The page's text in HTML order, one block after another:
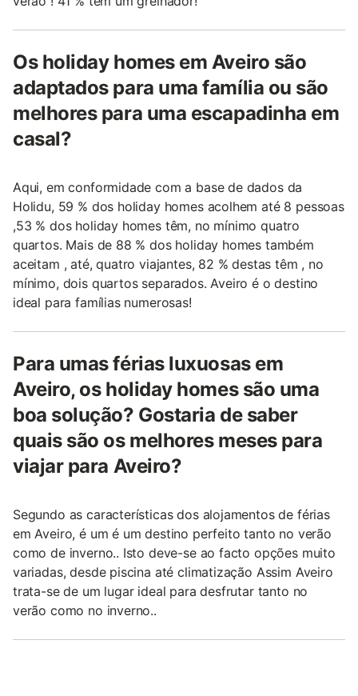
Os holiday homes em Aveiro são
adaptados para uma família ou são
melhores para uma escapadinha em
casal?
Aqui, em conformidade com a base de dados da
Holidu, 59 % dos holiday homes acolhem até 8 pessoas
,53 % dos holiday homes têm, no mínimo quatro
quartos. Mais de 88 % dos holiday homes também
aceitam , até, quatro viajantes, 82 % destas têm , no
mínimo, dois quartos separados. Aveiro é o destino
ideal para famílias numerosas!
Para umas férias luxuosas em
Aveiro, os holiday homes são uma
boa solução? Gostaria de saber
quais são os melhores meses para
viajar para Aveiro?
Segundo as características dos alojamentos de férias
em Aveiro, é um é um destino perfeito tanto no verão
como de inverno.. Isto deve-se ao facto opções muito
variadas, desde piscina até climatização Assim Aveiro
trata-se de um lugar ideal para desfrutar tanto no
verão como no inverno..